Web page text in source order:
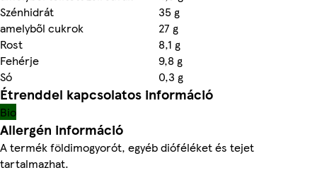
Szénhidrát
35 g
amelyből cukrok
27 g
Rost
8,1 g
Fehérje
9,8 g
Só
0,3 g
Étrenddel kapcsolatos információ
Bio
Allergén információ
A termék földimogyorót, egyéb dióféléket és tejet
tartalmazhat.